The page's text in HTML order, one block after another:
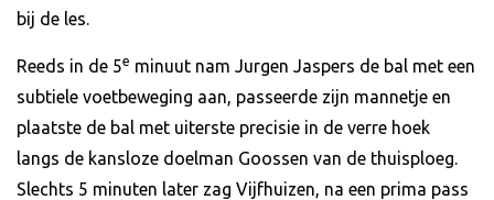
bij de les.
Reeds in de 5e minuut nam Jurgen Jaspers de bal met een
subtiele voetbeweging aan, passeerde zijn mannetje en
plaatste de bal met uiterste precisie in de verre hoek
langs de kansloze doelman Goossen van de thuisploeg.
Slechts 5 minuten later zag Vijfhuizen, na een prima pass